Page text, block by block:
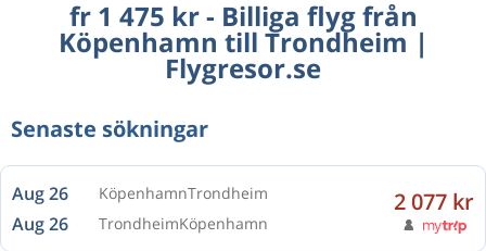
fr 1 475 kr - Billiga flyg från
Köpenhamn till Trondheim |
Flygresor.se
Senaste sökningar
Aug 26 KöpenhamnTrondheim
Aug 26 TrondheimKöpenhamn
2 077 kr